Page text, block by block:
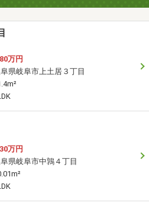
万円
県岐阜市上土居３丁目
万円
県岐阜市中鶉４丁目